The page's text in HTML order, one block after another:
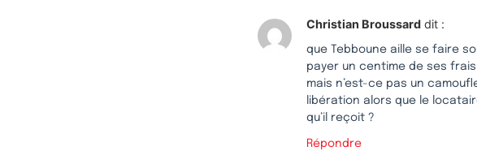
Christian Broussard dit :
que Tebboune aille se faire
payer un centime de ses
mais n’est-ce pas un
libération alors que le
qu’il reçoit ?
Répondre